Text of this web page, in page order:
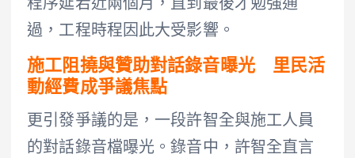
程序延宕近兩個月，直到最後才勉強通
過，工程時程因此大受影響。
施工阻撓與贊助對話錄音曝光 里民活
動經費成爭議焦點
更引發爭議的是，一段許智全與施工人員
的對話錄音檔曝光。錄音中，許智全直言